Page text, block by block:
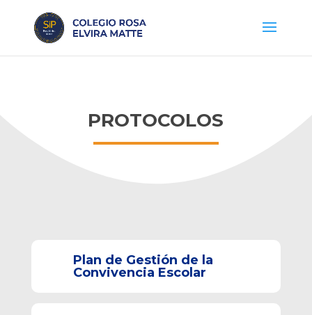
PROTOCOLOS
Plan de Gestión de la
Convivencia Escolar